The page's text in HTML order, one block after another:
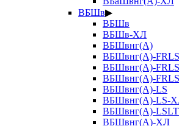
ВБШв▶
ВБШв
ВБШв-ХЛ
ВБШвнг(А)
ВБШвнг(А)-FRLS
ВБШвнг(А)-
ВБШвнг(А)-
ВБШвнг(А)-LS
ВБШвнг(А)-LS-
ВБШвнг(А)-
ВБШвнг(А)-ХЛ